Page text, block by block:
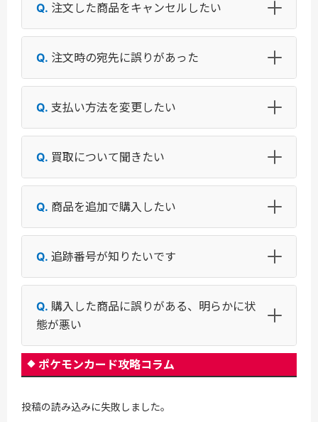
注文した商品をキャンセルしたい
注文時の宛先に誤りがあった
支払い方法を変更したい
買取について聞きたい
商品を追加で購入したい
追跡番号が知りたいです
購入した商品に誤りがある、明らかに状
態が悪い
ポケモンカード攻略コラム
投稿の読み込みに失敗しました。